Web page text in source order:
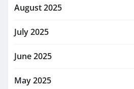
August 2025
July 2025
June 2025
May 2025